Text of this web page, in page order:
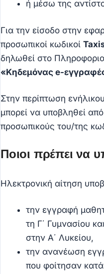
ή μέσω της
Για την είσοδο στην
προσωπικοί κωδικοί
δηλωθεί στο
«Κηδεμόνας e-
Στην περίπτωση
μπορεί να υποβληθεί
προσωπικούς του/της
Ποιοι πρέπει να
Ηλεκτρονική αίτηση
την εγγραφή
τη Γ΄ Γυμνασίου
στην Α΄ Λυκείου,
την ανανέωση
που φοίτησαν